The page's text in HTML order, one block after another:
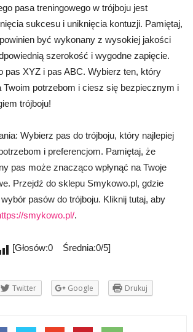
pasa treningowego w trójboju jest
sukcesu i uniknięcia kontuzji. Pamiętaj,
być wykonany z wysokiej jakości
szerokość i wygodne zapięcie.
pas XYZ i pas ABC. Wybierz ten, który
Twoim potrzebom i ciesz się bezpiecznym i
trójboju!
Wybierz pas do trójboju, który najlepiej
i preferencjom. Pamiętaj, że
pas może znacząco wpłynąć na Twoje
Przejdź do sklepu Smykowo.pl, gdzie
pasów do trójboju. Kliknij tutaj, aby
smykowo.pl/.
[Głosów:0 Średnia:0/5]
Twitter Google Drukuj